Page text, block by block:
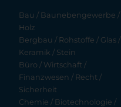
Bau / Baunebengewerbe /
Holz
Bergbau / Rohstoffe / Glas /
Keramik / Stein
Büro / Wirtschaft /
Finanzwesen / Recht /
Sicherheit
Chemie / Biotechnologie /